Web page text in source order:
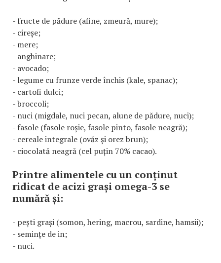
- fructe de pădure (afine, zmeură, mure);
- cireșe;
- mere;
- anghinare;
- avocado;
- legume cu frunze verde închis (kale, spanac);
- cartofi dulci;
- broccoli;
- nuci (migdale, nuci pecan, alune de pădure, nuci);
- fasole (fasole roșie, fasole pinto, fasole neagră);
- cereale integrale (ovăz și orez brun);
- ciocolată neagră (cel puțin 70% cacao).
Printre alimentele cu un conținut
ridicat de acizi grași omega-3 se
numără și:
- pești grași (somon, hering, macrou, sardine, hamsii);
- semințe de in;
- nuci.